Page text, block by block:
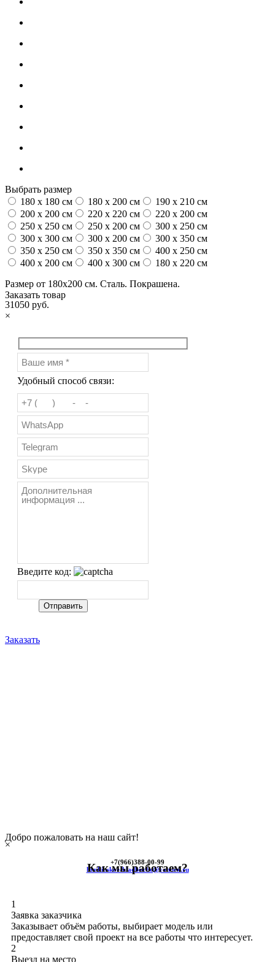
Выбрать размер
180 x 180 см
180 x 200 см
190 x 210 см
200 x 200 см
220 x 220 см
220 x 200 см
250 x 250 см
250 x 200 см
300 x 250 см
300 x 300 см
300 x 200 см
300 x 350 см
350 x 250 см
350 x 350 см
400 x 250 см
400 x 200 см
400 x 300 см
180 x 220 см
Размер от 180х200 см. Сталь. Покрашена.
31050 руб.
Заказать товар
×
Удобный способ связи:
Введите код:
Заказать
Добро пожаловать на наш сайт!
+7(966)388-00-99
himkinskoe-kladbische@yandex.ru
×
Как мы работаем?
1
Заявка заказчика
Заказывает объём работы, выбирает модель или
предоставляет свой проект на все работы что интересует.
2
Выезд на место